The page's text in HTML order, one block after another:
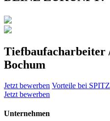
Tiefbaufacharbeiter
Bochum
Jetzt bewerben Vorteile bei
Jetzt bewerben
Unternehmen